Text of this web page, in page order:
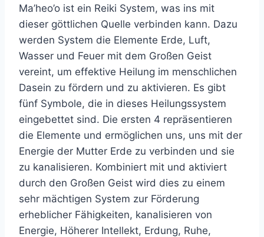
Ma’heo’o ist ein Reiki System, was ins mit
dieser göttlichen Quelle verbinden kann. Dazu
werden System die Elemente Erde, Luft,
Wasser und Feuer mit dem Großen Geist
vereint, um effektive Heilung im menschlichen
Dasein zu fördern und zu aktivieren. Es gibt
fünf Symbole, die in dieses Heilungssystem
eingebettet sind. Die ersten 4 repräsentieren
die Elemente und ermöglichen uns, uns mit der
Energie der Mutter Erde zu verbinden und sie
zu kanalisieren. Kombiniert mit und aktiviert
durch den Großen Geist wird dies zu einem
sehr mächtigen System zur Förderung
erheblicher Fähigkeiten, kanalisieren von
Energie, Höherer Intellekt, Erdung, Ruhe,